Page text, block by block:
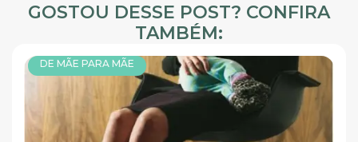
GOSTOU DESSE POST? CONFIRA
TAMBÉM:
DE MÃE PARA MÃE